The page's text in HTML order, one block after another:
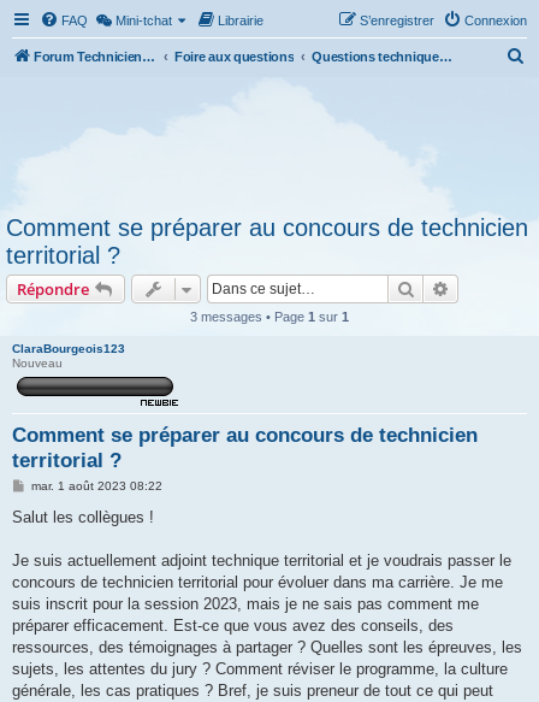
FAQ Mini-tchat Librairie Connexion
S’enregistrer
Forum Technicien-Territoral Foire aux questions Questions techniques et administratives
c
Comment se préparer au concours de technicien
territorial ?
Répondre Rechercher
3 messages • Page 1 sur 1
ClaraBourgeois123
Nouveau
Comment se préparer au concours de technicien
territorial ?
M
s
g
mar. 1 août 2023 08:22
Salut les collègues !
Je suis actuellement adjoint technique territorial et je voudrais passer le
concours de technicien territorial pour évoluer dans ma carrière. Je me
suis inscrit pour la session 2023, mais je ne sais pas comment me
préparer efficacement. Est-ce que vous avez des conseils, des
ressources, des témoignages à partager ? Quelles sont les épreuves, les
sujets, les attentes du jury ? Comment réviser le programme, la culture
générale, les cas pratiques ? Bref, je suis preneur de tout ce qui peut